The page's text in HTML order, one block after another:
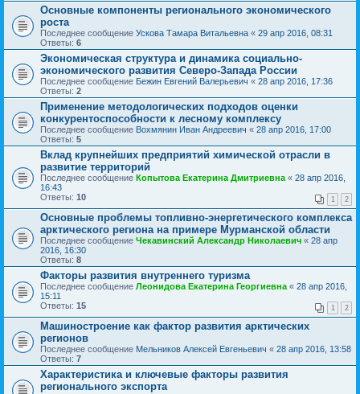
Основные компоненты регионального экономического
роста
Последнее сообщение Ускова Тамара Витальевна « 29 апр 2016, 08:31
Ответы: 6
Экономическая структура и динамика социально-
экономического развития Северо-Запада России
Последнее сообщение Бежин Евгений Валерьевич « 28 апр 2016, 17:36
Ответы: 2
Применение методологических подходов оценки
конкурентоспособности к лесному комплексу
Последнее сообщение Вохмянин Иван Андреевич « 28 апр 2016, 17:00
Ответы: 5
Вклад крупнейших предприятий химической отрасли в
развитие территорий
Последнее сообщение Копытова Екатерина Дмитриевна « 28 апр 2016,
16:43
Ответы: 10 1 2
Основные проблемы топливно-энергетического комплекса
арктического региона на примере Мурманской области
Последнее сообщение Чекавинский Александр Николаевич « 28 апр
2016, 16:30
Ответы: 8
Факторы развития внутреннего туризма
Последнее сообщение Леонидова Екатерина Георгиевна « 28 апр 2016,
15:11
Ответы: 15 1 2
Машиностроение как фактор развития арктических
регионов
Последнее сообщение Мельников Алексей Евгеньевич « 28 апр 2016, 13:58
Ответы: 7
Характеристика и ключевые факторы развития
регионального экспорта